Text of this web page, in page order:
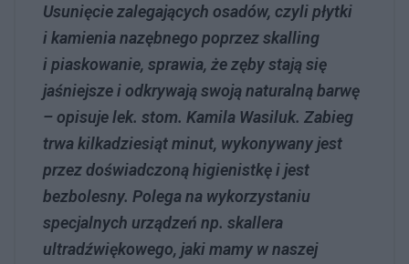
Usunięcie zalegających osadów, czyli płytki
i kamienia nazębnego poprzez skalling
i piaskowanie, sprawia, że zęby stają się
jaśniejsze i odkrywają swoją naturalną barwę
– opisuje lek. stom. Kamila Wasiluk. Zabieg
trwa kilkadziesiąt minut, wykonywany jest
przez doświadczoną higienistkę i jest
bezbolesny. Polega na wykorzystaniu
specjalnych urządzeń np. skallera
ultradźwiękowego, jaki mamy w naszej